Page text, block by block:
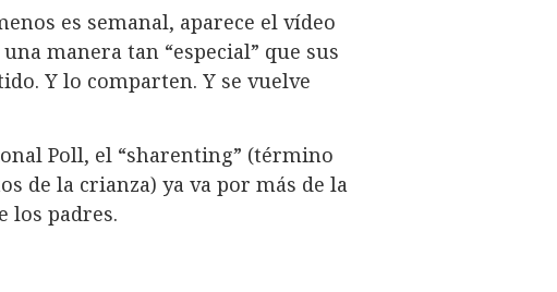
es semanal, aparece el vídeo
manera tan “especial” que sus
Y lo comparten. Y se vuelve
Poll, el “sharenting” (término
de la crianza) ya va por más de la
los padres.